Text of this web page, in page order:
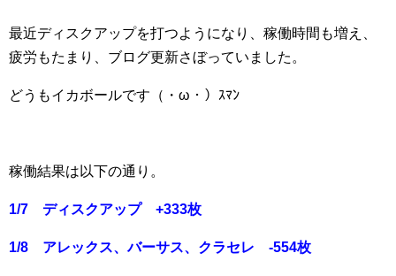
最近ディスクアップを打つようになり、稼働時間も増え、
疲労もたまり、ブログ更新さぼっていました。
どうもイカボールです（・ω・）ｽﾏﾝ
稼働結果は以下の通り。
1/7 ディスクアップ +333枚
1/8 アレックス、バーサス、クラセレ -554枚